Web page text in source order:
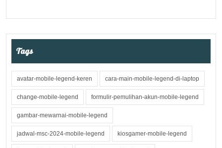
Tags
avatar-mobile-legend-keren cara-main-mobile-legend-di-laptop
change-mobile-legend formulir-pemulihan-akun-mobile-legend
gambar-mewarnai-mobile-legend
jadwal-msc-2024-mobile-legend kiosgamer-mobile-legend